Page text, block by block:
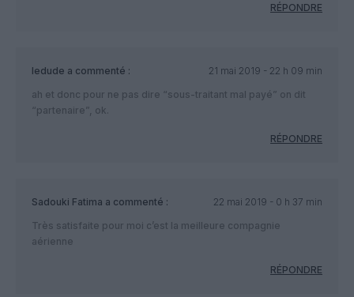
RÉPONDRE
ledude a commenté :
21 mai 2019 - 22 h 09 min
ah et donc pour ne pas dire “sous-traitant mal payé” on dit
“partenaire”, ok.
RÉPONDRE
Sadouki Fatima a commenté :
22 mai 2019 - 0 h 37 min
Très satisfaite pour moi c’est la meilleure compagnie
aérienne
RÉPONDRE